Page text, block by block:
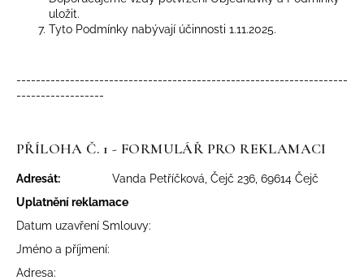
uložit.
Tyto Podmínky nabývají účinnosti 1.11.2025.
--------------------------------------------------------------------
------------------
PŘÍLOHA Č. 1 - FORMULÁŘ PRO REKLAMACI
Adresát: Vanda Petříčková, Čejč 236, 69614 Čejč
Uplatnění reklamace
Datum uzavření Smlouvy:
Jméno a příjmení:
Adresa: